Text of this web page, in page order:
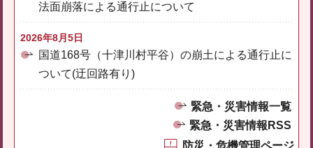
法面崩落による通行止について
2026年8月5日
国道168号（十津川村平谷）の崩土による通行止に
ついて(迂回路有り)
緊急・災害情報一覧
緊急・災害情報RSS
防災・危機管理ページ